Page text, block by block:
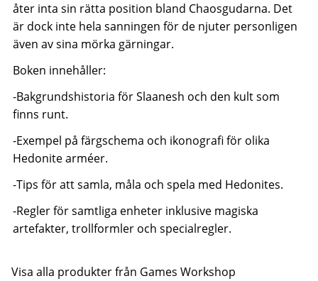
åter inta sin rätta position bland Chaosgudarna. Det
är dock inte hela sanningen för de njuter personligen
även av sina mörka gärningar.
Boken innehåller:
-Bakgrundshistoria för Slaanesh och den kult som
finns runt.
-Exempel på färgschema och ikonografi för olika
Hedonite arméer.
-Tips för att samla, måla och spela med Hedonites.
-Regler för samtliga enheter inklusive magiska
artefakter, trollformler och specialregler.
Visa alla produkter från Games Workshop